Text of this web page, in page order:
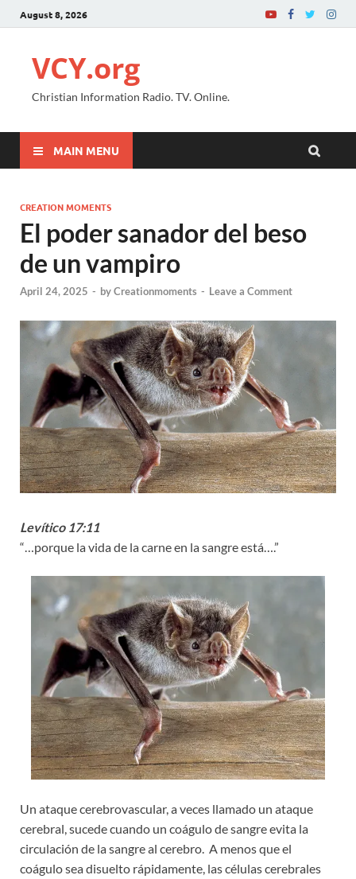
August 8, 2026
VCY.org
Christian Information Radio. TV. Online.
MAIN MENU
CREATION MOMENTS
El poder sanador del beso
de un vampiro
April 24, 2025 - byCreationmoments - Leave a Comment
Levítico 17:11
“…porque la vida de la carne en la sangre está….”
Un ataque cerebrovascular, a veces llamado un ataque
cerebral, sucede cuando un coágulo de sangre evita la
circulación de la sangre al cerebro. A menos que el
coágulo sea disuelto rápidamente, las células cerebrales